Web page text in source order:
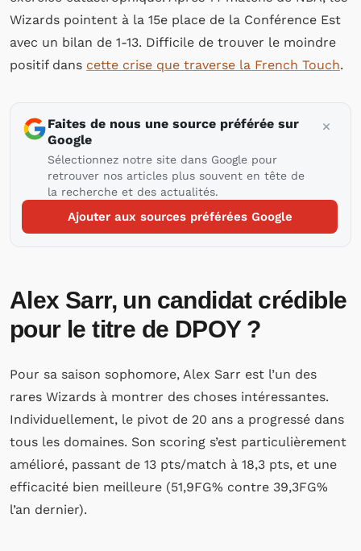
Wizards pointent à la 15e place de la Conférence Est
avec un bilan de 1-13. Difficile de trouver le moindre
positif dans cette crise que traverse la French Touch.
Faites de nous une source préférée sur
Google
Sélectionnez notre site dans Google pour
retrouver nos articles plus souvent en tête de
la recherche et des actualités.
Ajouter aux sources préférées Google
Alex Sarr, un candidat crédible
pour le titre de DPOY ?
Pour sa saison sophomore, Alex Sarr est l’un des
rares Wizards à montrer des choses intéressantes.
Individuellement, le pivot de 20 ans a progressé dans
tous les domaines. Son scoring s’est particulièrement
amélioré, passant de 13 pts/match à 18,3 pts, et une
efficacité bien meilleure (51,9FG% contre 39,3FG%
l’an dernier).